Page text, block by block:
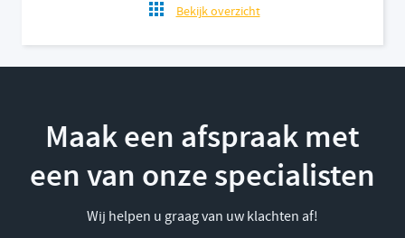
Bekijk overzicht
Maak een afspraak met
een van onze specialisten
Wij helpen u graag van uw klachten af!